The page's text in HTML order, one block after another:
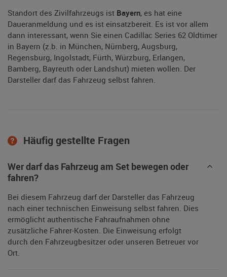
Standort des Zivilfahrzeugs ist Bayern, es hat eine
Daueranmeldung und es ist einsatzbereit. Es ist vor allem
dann interessant, wenn Sie einen Cadillac Series 62 Oldtimer
in Bayern (z.b. in München, Nürnberg, Augsburg,
Regensburg, Ingolstadt, Fürth, Würzburg, Erlangen,
Bamberg, Bayreuth oder Landshut) mieten wollen. Der
Darsteller darf das Fahrzeug selbst fahren.
Häufig gestellte Fragen
Wer darf das Fahrzeug am Set bewegen oder
fahren?
Bei diesem Fahrzeug darf der Darsteller das Fahrzeug
nach einer technischen Einweisung selbst fahren. Dies
ermöglicht authentische Fahraufnahmen ohne
zusätzliche Fahrer-Kosten. Die Einweisung erfolgt
durch den Fahrzeugbesitzer oder unseren Betreuer vor
Ort.